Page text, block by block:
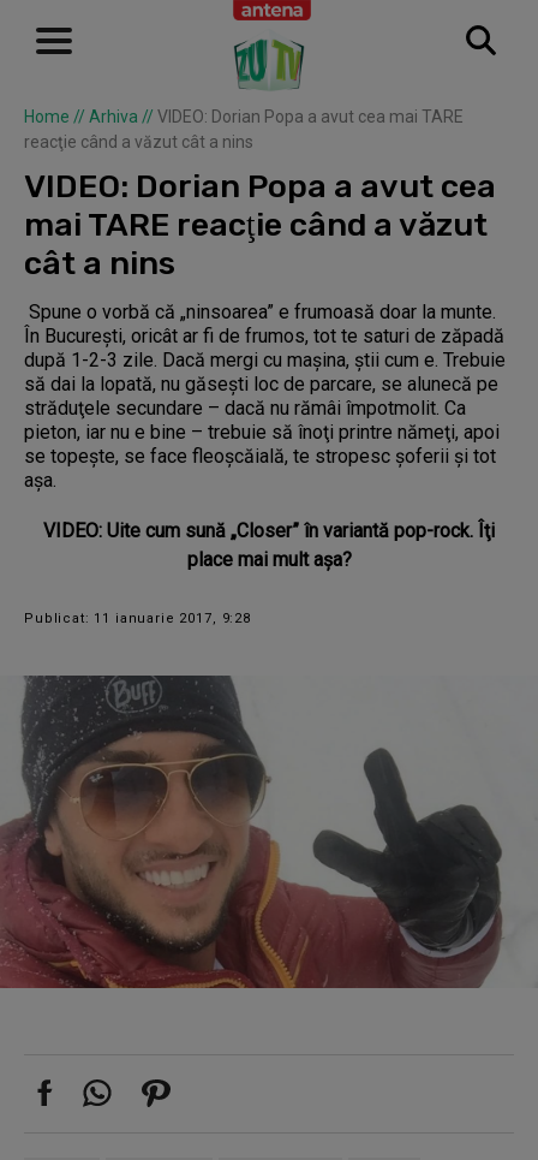
Home // Arhiva // VIDEO: Dorian Popa a avut cea mai TARE
reacţie când a văzut cât a nins
VIDEO: Dorian Popa a avut cea
mai TARE reacţie când a văzut
cât a nins
Spune o vorbă că „ninsoarea” e frumoasă doar la munte.
În Bucureşti, oricât ar fi de frumos, tot te saturi de zăpadă
după 1-2-3 zile. Dacă mergi cu maşina, ştii cum e. Trebuie
să dai la lopată, nu găseşti loc de parcare, se alunecă pe
străduţele secundare – dacă nu rămâi împotmolit. Ca
pieton, iar nu e bine – trebuie să înoţi printre nămeţi, apoi
se topeşte, se face fleoşcăială, te stropesc şoferii şi tot
aşa.
VIDEO: Uite cum sună „Closer” în variantă pop-rock. Îţi
place mai mult aşa?
Publicat: 11 ianuarie 2017, 9:28